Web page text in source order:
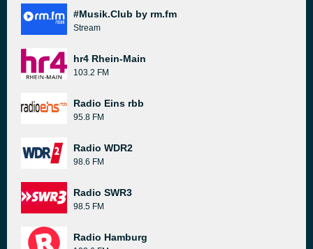
#Musik.Club by rm.fm
Stream
hr4 Rhein-Main
103.2 FM
Radio Eins rbb
95.8 FM
Radio WDR2
98.6 FM
Radio SWR3
98.5 FM
Radio Hamburg